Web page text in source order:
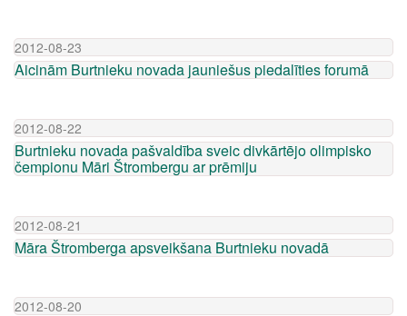
2012-08-23
Aicinām Burtnieku novada jauniešus piedalīties forumā
2012-08-22
Burtnieku novada pašvaldība sveic divkārtējo olimpisko
čempionu Māri Štrombergu ar prēmiju
2012-08-21
Māra Štromberga apsveikšana Burtnieku novadā
2012-08-20